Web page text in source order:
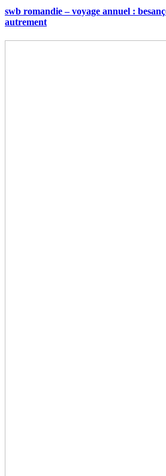
swb romandie – voyage annuel :
autrement